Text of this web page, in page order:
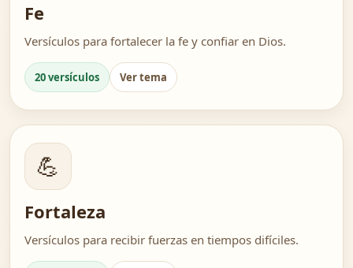
Fe
Versículos para fortalecer la fe y confiar en Dios.
20 versículos Ver tema
💪
Fortaleza
Versículos para recibir fuerzas en tiempos difíciles.